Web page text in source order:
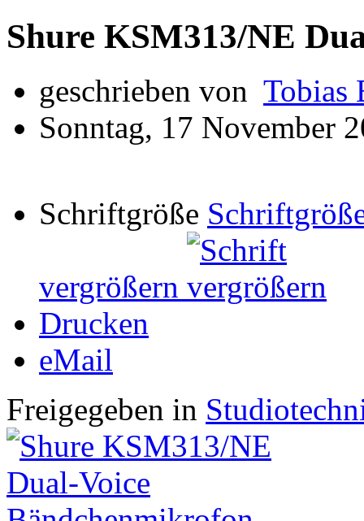
Shure KSM313/NE
geschrieben von Tobias
Sonntag, 17 November
Schriftgröße
vergrößern
Drucken
eMail
Freigegeben in